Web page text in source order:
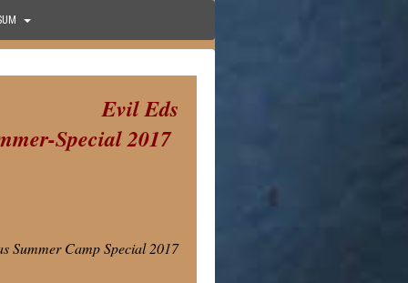
Evil Eds
Special 2017
Summer Camp Special 2017